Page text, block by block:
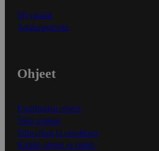
Myymälät
Asiakaspalvelu
Ohjeet
Ensitilaajan ohjeet
Näin maksat
Näin tilaat ja muokkaat
Kaikki ohjeet ja vinkit